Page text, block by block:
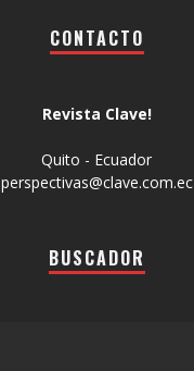
CONTACTO
Revista Clave!
Quito - Ecuador
perspectivas@clave.com.ec
BUSCADOR